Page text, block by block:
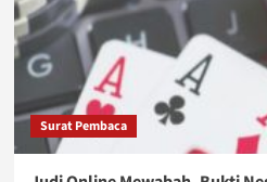
Surat Pembaca